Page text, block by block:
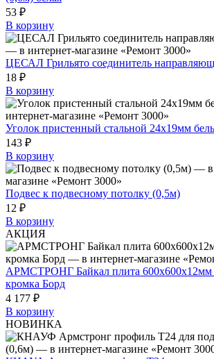
53 ₽
В корзину
ЦЕСАЛ Грильято соединитель
18 ₽
В корзину
Уголок пристенный стальной 24х19мм
143 ₽
В корзину
Подвес к подвесному потолку (0,5м)
12 ₽
В корзину
АКЦИЯ
АРМСТРОНГ Байкал плита 600х600х12мм
кромка Борд
4 177 ₽
В корзину
НОВИНКА